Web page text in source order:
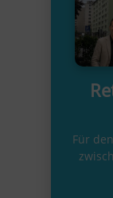
Für